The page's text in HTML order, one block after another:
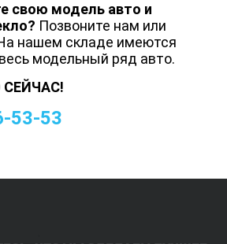
свою модель авто и
Позвоните нам или
нашем складе имеются
модельный ряд авто.
53-53